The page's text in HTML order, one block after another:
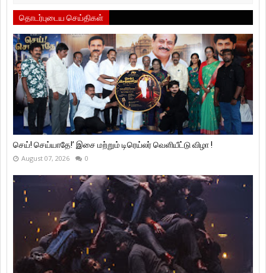
தொடர்புடைய செய்திகள்
செய்! செய்யாதே!’ இசை மற்றும் டிரெய்லர் வெளியீட்டு விழா !
August 07, 2026 0